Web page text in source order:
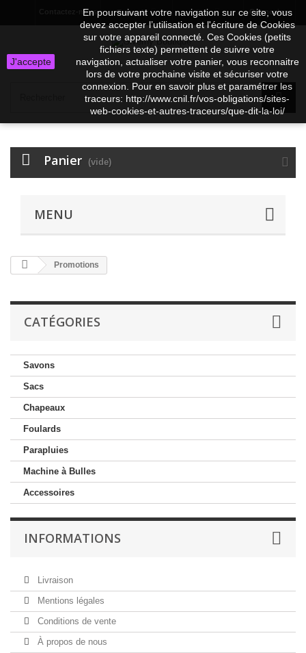
Connexion
EUR
Français
Contactez-nous
Panier (vide)
MENU
Promotions
CATÉGORIES
Savons
Sacs
Chapeaux
Foulards
Parapluies
Machine à Bulles
Accessoires
INFORMATIONS
Livraison
Mentions légales
Conditions de vente
À propos de nous
J'accepte
En poursuivant votre navigation sur ce site, vous
devez accepter l’utilisation et l'écriture de Cookies
sur votre appareil connecté. Ces Cookies (petits
fichiers texte) permettent de suivre votre
navigation, actualiser votre panier, vous reconnaitre
lors de votre prochaine visite et sécuriser votre
connexion. Pour en savoir plus et paramétrer les
traceurs: http://www.cnil.fr/vos-obligations/sites-
web-cookies-et-autres-traceurs/que-dit-la-loi/